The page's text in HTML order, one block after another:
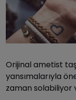
Orijinal ametist
yansımalarıyla
zaman solabiliyor